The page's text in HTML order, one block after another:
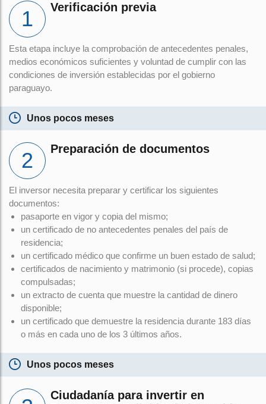
Verificación previa
Esta etapa incluye la comprobación de antecedentes penales,
medios económicos suficientes y voluntad de cumplir con las
condiciones de inversión establecidas por el gobierno
paraguayo.
Unos pocos meses
Preparación de documentos
El inversor necesita preparar y certificar los siguientes
documentos:
pasaporte en vigor y copia del mismo;
un certificado de no antecedentes penales del país de
residencia;
un certificado médico que confirme un buen estado de salud;
certificados de nacimiento y matrimonio (si procede), copias
compulsadas;
un extracto de cuenta que muestre la cantidad de dinero
disponible;
un certificado que demuestre la residencia durante 183 días
o más en cada uno de los 3 últimos años.
Unos pocos meses
Ciudadanía para invertir en